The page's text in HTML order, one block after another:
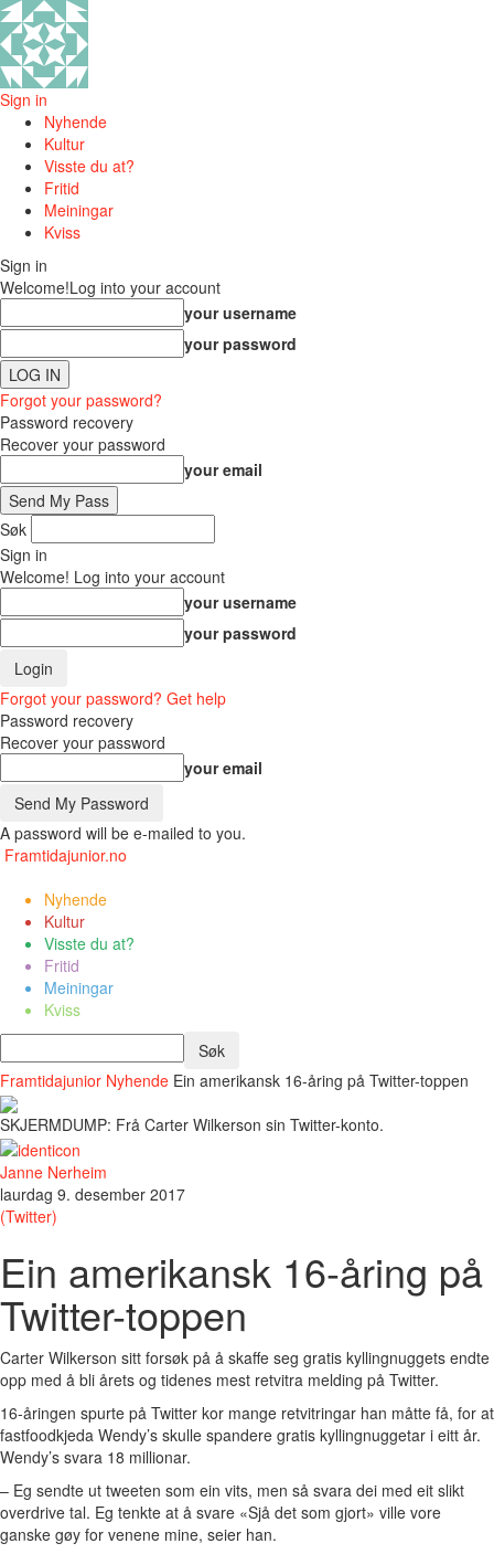
Sign in
Nyhende
Kultur
Visste du at?
Fritid
Meiningar
Kviss
Sign in
Welcome!Log into your account
your username
your password
Forgot your password?
Password recovery
Recover your password
your email
Søk
Sign in
Welcome! Log into your account
your username
your password
Forgot your password? Get help
Password recovery
Recover your password
your email
A password will be e-mailed to you.
Framtidajunior.no
Nyhende
Kultur
Visste du at?
Fritid
Meiningar
Kviss
Framtidajunior Nyhende Ein amerikansk 16-åring på Twitter-toppen
SKJERMDUMP: Frå Carter Wilkerson sin Twitter-konto.
Janne Nerheim
laurdag 9. desember 2017
(Twitter)
Ein amerikansk 16-åring på
Twitter-toppen
Carter Wilkerson sitt forsøk på å skaffe seg gratis kyllingnuggets endte
opp med å bli årets og tidenes mest retvitra melding på Twitter.
16-åringen spurte på Twitter kor mange retvitringar han måtte få, for at
fastfoodkjeda Wendy’s skulle spandere gratis kyllingnuggetar i eitt år.
Wendy’s svara 18 millionar.
– Eg sendte ut tweeten som ein vits, men så svara dei med eit slikt
overdrive tal. Eg tenkte at å svare «Sjå det som gjort» ville vore
ganske gøy for venene mine, seier han.